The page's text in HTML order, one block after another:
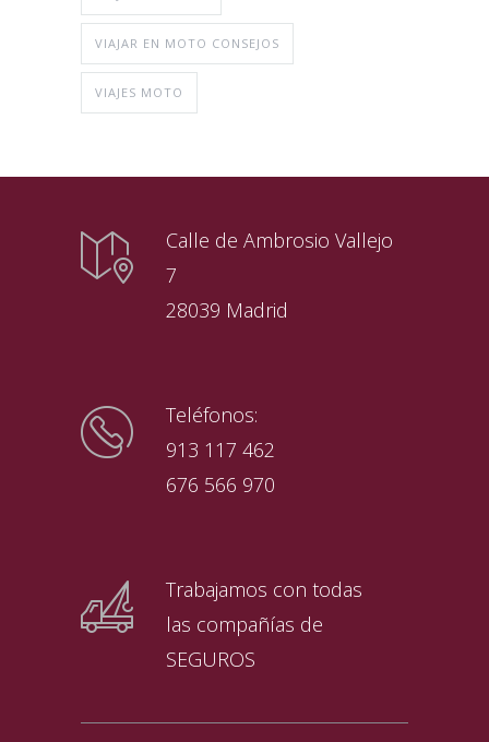
VIAJAR EN MOTO CONSEJOS
VIAJES MOTO
Calle de Ambrosio Vallejo
7
28039 Madrid
Teléfonos:
913 117 462
676 566 970
Trabajamos con todas
las compañías de
SEGUROS